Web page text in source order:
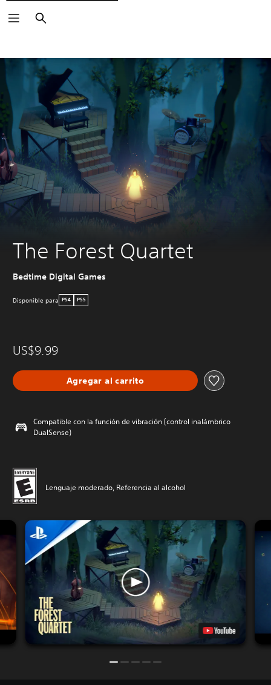
Buscar
The Forest Quartet
Bedtime Digital Games
Disponible para PS4 PS5
US$9.99
Agregar al carrito
Compatible con la función de vibración (control inalámbrico
DualSense)
Lenguaje moderado, Referencia al alcohol